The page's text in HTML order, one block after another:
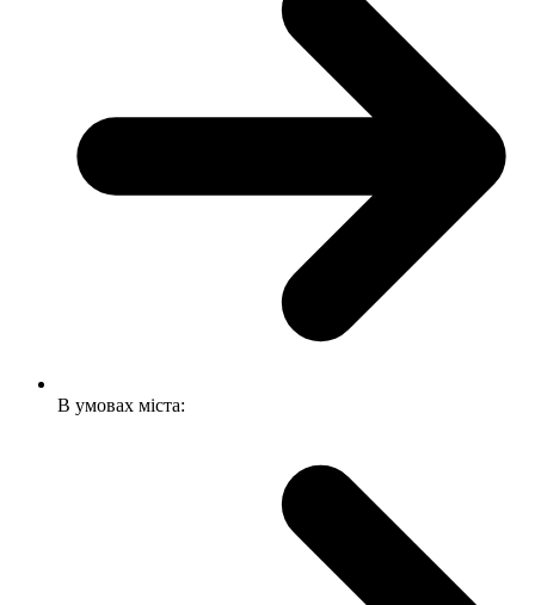
В умовах міста: